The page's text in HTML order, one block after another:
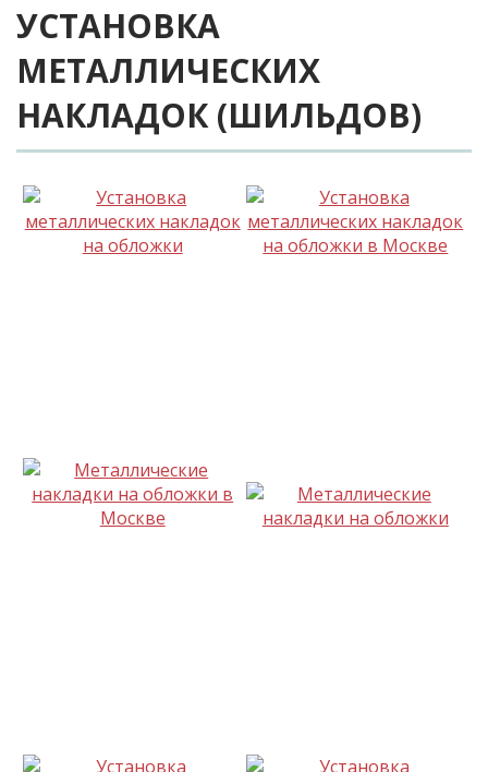
УСТАНОВКА
МЕТАЛЛИЧЕСКИХ
НАКЛАДОК (ШИЛЬДОВ)